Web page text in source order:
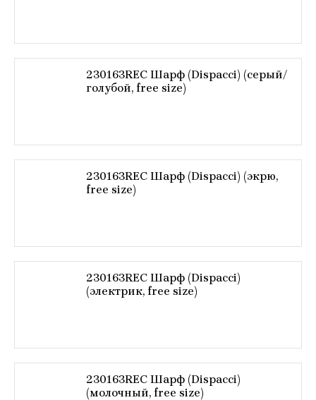
230163REC Шарф (Dispacci) (серый/
голубой, free size)
230163REC Шарф (Dispacci) (экрю,
free size)
230163REC Шарф (Dispacci)
(электрик, free size)
230163REC Шарф (Dispacci)
(молочный, free size)